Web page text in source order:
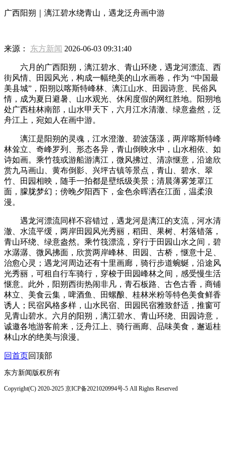
广西阳朔｜漓江碧水绕青山，遇龙泛舟画中游
来源： 东方新闻 2026-06-03 09:31:40
六月的广西阳朔，漓江碧水、青山环绕，遇龙河漂流、西
街风情、田园风光，构成一幅绝美的山水画卷，作为 “中国最
美县城”，阳朔以喀斯特峰林、漓江山水、田园诗意、民俗风
情，成为夏日避暑、山水观光、休闲度假的网红胜地。阳朔地
处广西桂林南部，山水甲天下，六月江水清澈、绿意盎然，泛
舟江上，宛如人在画中游。
漓江是阳朔的灵魂，江水澄澈、碧波荡漾，两岸喀斯特峰
林耸立、奇峰罗列、形态各异，青山倒映水中，山水相依、如
诗如画。乘竹筏或游船游漓江，微风拂过、清凉惬意，沿途欣
赏九马画山、黄布倒影、兴坪古镇等景点，青山、碧水、翠
竹、田园相映，随手一拍都是壁纸级美景；清晨薄雾笼罩江
面，朦胧梦幻；傍晚夕阳西下，金色余晖洒在江面，温柔浪
漫。
遇龙河漂流同样不容错过，遇龙河是漓江的支流，河水清
澈、水流平缓，两岸田园风光秀丽，稻田、果树、村落错落，
青山环绕、绿意盎然。乘竹筏漂流，穿行于田园山水之间，碧
水潺潺、微风拂面，欣赏两岸峰林、田园、古桥，惬意十足、
治愈心灵；遇龙河周边还有十里画廊，骑行步道蜿蜒，沿途风
光秀丽，可租自行车骑行，穿梭于田园峰林之间，感受慢生活
惬意。此外，阳朔西街热闹非凡，青石板路、古色古香，商铺
林立、美食云集，啤酒鱼、田螺酿、桂林米粉等特色美食鲜香
诱人；民宿风格多样，山水民宿、田园民宿雅致舒适，推窗可
见青山碧水。六月的阳朔，漓江碧水、青山环绕、田园诗意，
诚邀各地游客前来，泛舟江上、骑行画廊、品味美食，邂逅桂
林山水的绝美与浪漫。
回首页回顶部
东方新闻版权所有
Copyright(C) 2020-2025 京ICP备2021020994号-5 All Rights Reserved